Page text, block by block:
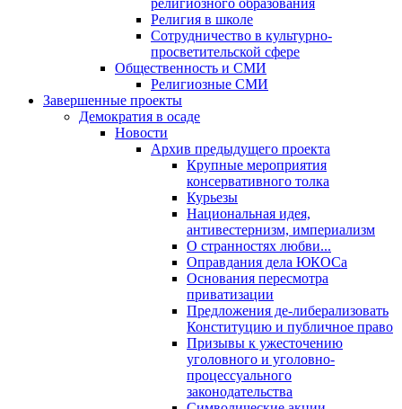
религиозного образования
Религия в школе
Сотрудничество в культурно-
просветительской сфере
Общественность и СМИ
Религиозные СМИ
Завершенные проекты
Демократия в осаде
Новости
Архив предыдущего проекта
Крупные мероприятия
консервативного толка
Курьезы
Национальная идея,
антивестернизм, империализм
О странностях любви...
Оправдания дела ЮКОСа
Основания пересмотра
приватизации
Предложения де-либерализовать
Конституцию и публичное право
Призывы к ужесточению
уголовного и уголовно-
процессуального
законодательства